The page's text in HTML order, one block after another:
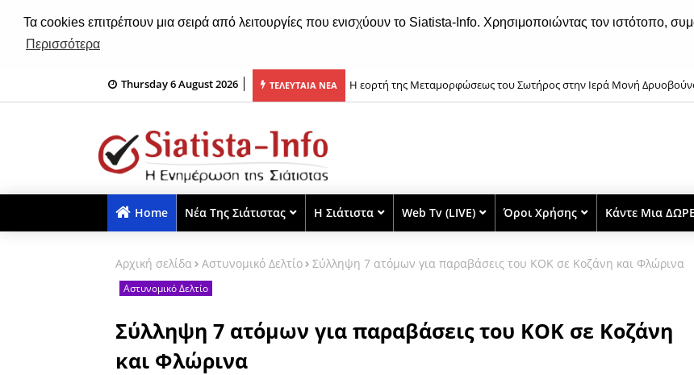
Τα cookies επιτρέπουν μια σειρά από λειτουργίες που ενισχύουν το Siatista-Info. Χρησιμοποιώντας τον ιστότοπο,
Περισσότερα
Thursday 6 August 2026 ΤΕΛΕΥΤΑΙΑ ΝΕΑ
του Σωτήρος στην Ιερά Μονή Δρυοβούνου (φωτο) Μεταμόρφωση του Σωτήρος: Γιατί ευλογούνται τα σταφύλια;
Home Νέα Της Σιάτιστας Η Σιάτιστα Web Tv (LIVE) Όροι Χρήσης Κάντε Μια
Αρχική σελίδα Αστυνομικό Δελτίο Σύλληψη 7 ατόμων για παραβάσεις του ΚΟΚ σε Κοζάνη και Φλώρινα
Αστυνομικό Δελτίο
Σύλληψη 7 ατόμων για παραβάσεις του ΚΟΚ σε Κοζάνη
και Φλώρινα